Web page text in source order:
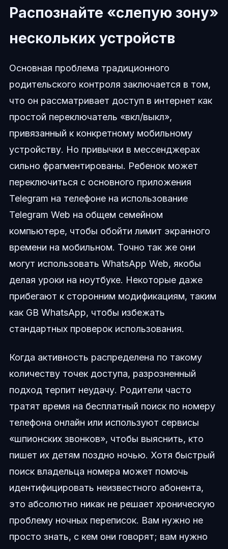
Распознайте «слепую зону»
нескольких устройств
Основная проблема традиционного
родительского контроля заключается в том,
что он рассматривает доступ в интернет как
простой переключатель «вкл/выкл»,
привязанный к конкретному мобильному
устройству. Но привычки в мессенджерах
сильно фрагментированы. Ребенок может
переключиться с основного приложения
Telegram на телефоне на использование
Telegram Web на общем семейном
компьютере, чтобы обойти лимит экранного
времени на мобильном. Точно так же они
могут использовать WhatsApp Web, якобы
делая уроки на ноутбуке. Некоторые даже
прибегают к сторонним модификациям, таким
как GB WhatsApp, чтобы избежать
стандартных проверок использования.
Когда активность распределена по такому
количеству точек доступа, разрозненный
подход терпит неудачу. Родители часто
тратят время на бесплатный поиск по номеру
телефона онлайн или используют сервисы
«шпионских звонков», чтобы выяснить, кто
пишет их детям поздно ночью. Хотя быстрый
поиск владельца номера может помочь
идентифицировать неизвестного абонента,
это абсолютно никак не решает хроническую
проблему ночных переписок. Вам нужно не
просто знать, с кем они говорят; вам нужно